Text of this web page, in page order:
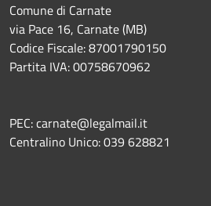
Comune di Carnate
via Pace 16, Carnate (MB)
Codice Fiscale: 87001790150
Partita IVA: 00758670962
PEC: carnate@legalmail.it
Centralino Unico: 039 628821